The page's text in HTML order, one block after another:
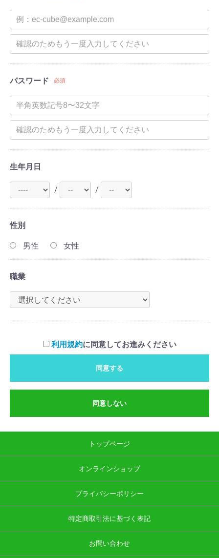
パスワード 必須
生年月日
/ /
性別
男性 女性
職業
利用規約に同意してお進みください
同意する
同意しない
トップページ
オンラインショップ
プライバシーポリシー
特定商取引法に基づく表記
お問い合わせ